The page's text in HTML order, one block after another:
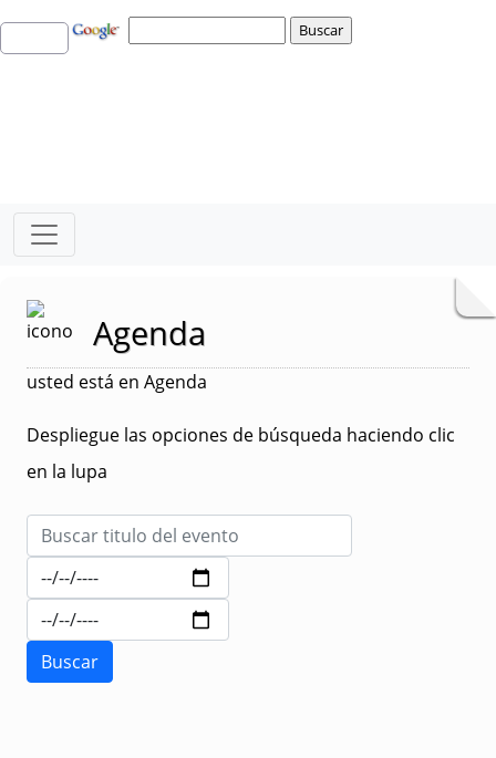
Agenda
usted está en Agenda
Despliegue las opciones de búsqueda haciendo clic
en la lupa